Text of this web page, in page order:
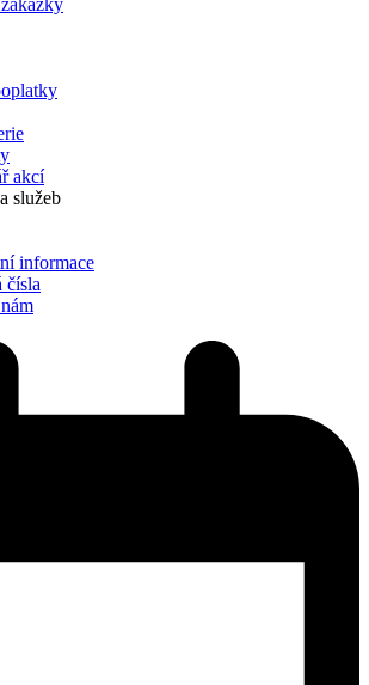
akcí
služeb
informace
čísla